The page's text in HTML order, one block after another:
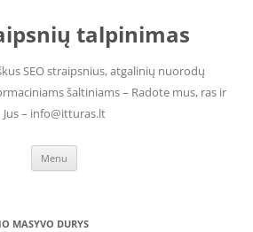
talpinimas
SEO straipsnius, atgalinių nuorodų
šaltiniams – Radote mus, ras ir
Jus – info@itturas.lt
Menu
MASYVO DURYS